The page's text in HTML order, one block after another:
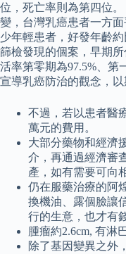
位，死亡率則為第四位
變，台灣乳癌患者一方
少年輕患者，好發年齡
篩檢發現的個案，早期
活率第零期為97.5%、第
宣導乳癌防治的觀念，以
不過，若以患者醫
萬元的費用。
大部分藥物和經濟
介，再通過經濟審
產，如有需要可向
仍在服藥治療的阿
換機油、露個臉讓
行的生意，也才有
腫瘤約2.6cm, 有淋
除了基因變異之外